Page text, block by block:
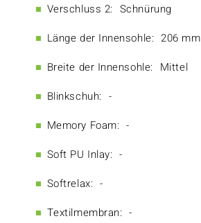
Verschluss 2: Schnürung
Länge der Innensohle: 206 mm
Breite der Innensohle: Mittel
Blinkschuh: -
Memory Foam: -
Soft PU Inlay: -
Softrelax: -
Textilmembran: -